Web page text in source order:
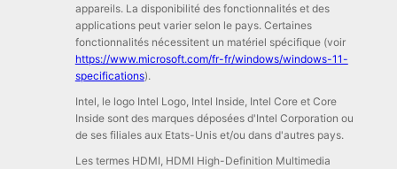
appareils. La disponibilité des fonctionnalités et des
applications peut varier selon le pays. Certaines
fonctionnalités nécessitent un matériel spécifique (voir
https://www.microsoft.com/fr-fr/windows/windows-11-
specifications).
Intel, le logo Intel Logo, Intel Inside, Intel Core et Core
Inside sont des marques déposées d'Intel Corporation ou
de ses filiales aux Etats-Unis et/ou dans d'autres pays.
Les termes HDMI, HDMI High-Definition Multimedia